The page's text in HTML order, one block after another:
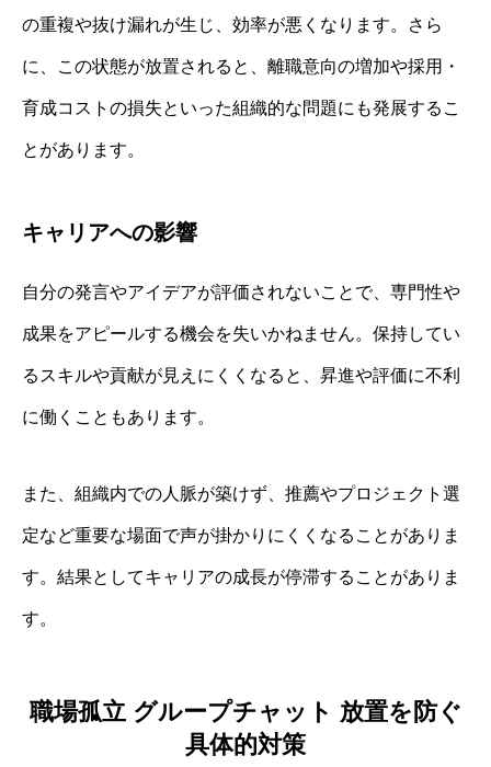
の重複や抜け漏れが生じ、効率が悪くなります。さら
に、この状態が放置されると、離職意向の増加や採用・
育成コストの損失といった組織的な問題にも発展するこ
とがあります。
キャリアへの影響
自分の発言やアイデアが評価されないことで、専門性や
成果をアピールする機会を失いかねません。保持してい
るスキルや貢献が見えにくくなると、昇進や評価に不利
に働くこともあります。
また、組織内での人脈が築けず、推薦やプロジェクト選
定など重要な場面で声が掛かりにくくなることがありま
す。結果としてキャリアの成長が停滞することがありま
す。
職場孤立 グループチャット 放置を防ぐ
具体的対策